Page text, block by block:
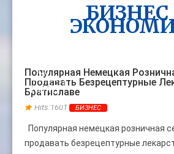
БИЗНЕС
Популярная Немецкая
Продавать Безрецептурные
Братиславе
Hits:1601 БИЗНЕС
Популярная немецкая розничная
продавать безрецептурные
08
НОЯБ